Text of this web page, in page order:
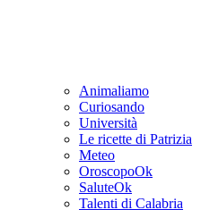
Animaliamo
Curiosando
Università
Le ricette di Patrizia
Meteo
OroscopoOk
SaluteOk
Talenti di Calabria